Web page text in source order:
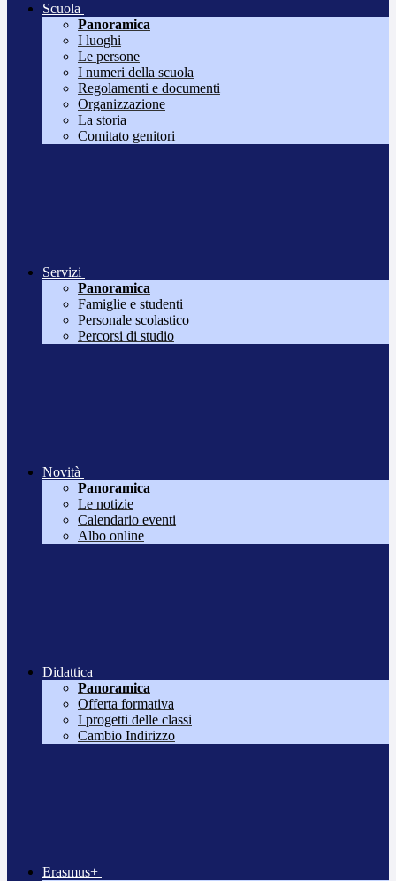
Scuola
Panoramica
I luoghi
Le persone
I numeri della scuola
Regolamenti e documenti
Organizzazione
La storia
Comitato genitori
Servizi
Panoramica
Famiglie e studenti
Personale scolastico
Percorsi di studio
Novità
Panoramica
Le notizie
Calendario eventi
Albo online
Didattica
Panoramica
Offerta formativa
I progetti delle classi
Cambio Indirizzo
Erasmus+